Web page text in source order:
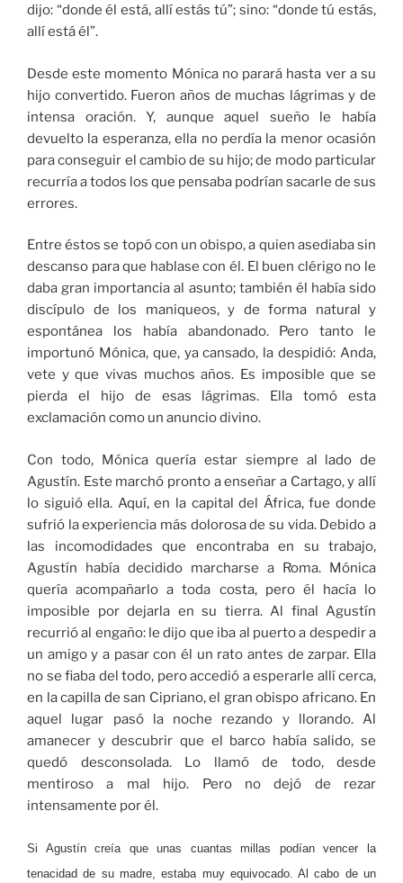
dijo: “donde él está, allí estás tú”; sino: “donde tú estás,
allí está él”.
Desde este momento Mónica no parará hasta ver a su
hijo convertido. Fueron años de muchas lágrimas y de
intensa oración. Y, aunque aquel sueño le había
devuelto la esperanza, ella no perdía la menor ocasión
para conseguir el cambio de su hijo; de modo particular
recurría a todos los que pensaba podrían sacarle de sus
errores.
Entre éstos se topó con un obispo, a quien asediaba sin
descanso para que hablase con él. El buen clérigo no le
daba gran importancia al asunto; también él había sido
discípulo de los maniqueos, y de forma natural y
espontánea los había abandonado. Pero tanto le
importunó Mónica, que, ya cansado, la despidió: Anda,
vete y que vivas muchos años. Es imposible que se
pierda el hijo de esas lágrimas. Ella tomó esta
exclamación como un anuncio divino.
Con todo, Mónica quería estar siempre al lado de
Agustín. Este marchó pronto a enseñar a Cartago, y allí
lo siguió ella. Aquí, en la capital del África, fue donde
sufrió la experiencia más dolorosa de su vida. Debido a
las incomodidades que encontraba en su trabajo,
Agustín había decidido marcharse a Roma. Mónica
quería acompañarlo a toda costa, pero él hacía lo
imposible por dejarla en su tierra. Al final Agustín
recurrió al engaño: le dijo que iba al puerto a despedir a
un amigo y a pasar con él un rato antes de zarpar. Ella
no se fiaba del todo, pero accedió a esperarle allí cerca,
en la capilla de san Cipriano, el gran obispo africano. En
aquel lugar pasó la noche rezando y llorando. Al
amanecer y descubrir que el barco había salido, se
quedó desconsolada. Lo llamó de todo, desde
mentiroso a mal hijo. Pero no dejó de rezar
intensamente por él.
Si Agustín creía que unas cuantas millas podían vencer la
tenacidad de su madre, estaba muy equivocado. Al cabo de un